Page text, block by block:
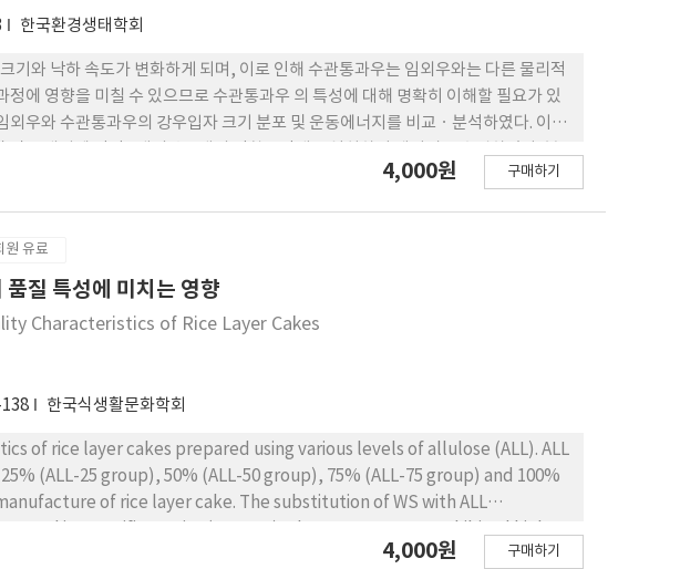
한국환경생태학회
기와 낙하 속도가 변화하게 되며, 이로 인해 수관통과우는 임외우와는 다른 물리적
에 영향을 미칠 수 있으므로 수관통과우 의 특성에 대해 명확히 이해할 필요가 있
외우와 수관통과우의 강우입자 크기 분포 및 운동에너지를 비교ㆍ분석하였다. 이를
엽기의 참나무림(4.20±0.61mm), 잣나무림(3.68±1.04mm) 및 낙엽기의 참나무
림, 잣나무림, 낙엽기의 참나무림 및 임외우의 순서로 크게 나타났다. 이러한 결과
해 임외우와는 다른 강우입자 크기 분포를 보이며, 임지에 더 강한 운동에너지를
4,000원 구매하기
원 유료
질 특성에 미치는 영향
Characteristics of Rice Layer Cakes
한국식생활문화학회
of rice layer cakes prepared using various levels of allulose (ALL). ALL
(ALL-25 group), 50% (ALL-50 group), 75% (ALL-75 group) and 100%
of rice layer cake. The substitution of WS with ALL
baking loss increased with increasing ALL levels (p<0.01). The
4,000원 구매하기